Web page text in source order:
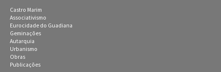
Castro Marim
Associativismo
Eurocidade do Guadiana
Geminações
Autarquia
Urbanismo
Obras
Publicações